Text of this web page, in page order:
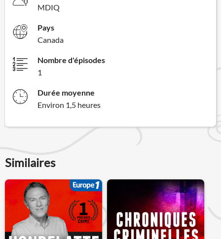
MDIQ
Pays
Canada
Nombre d'épisodes
1
Durée moyenne
Environ 1,5 heures
Similaires